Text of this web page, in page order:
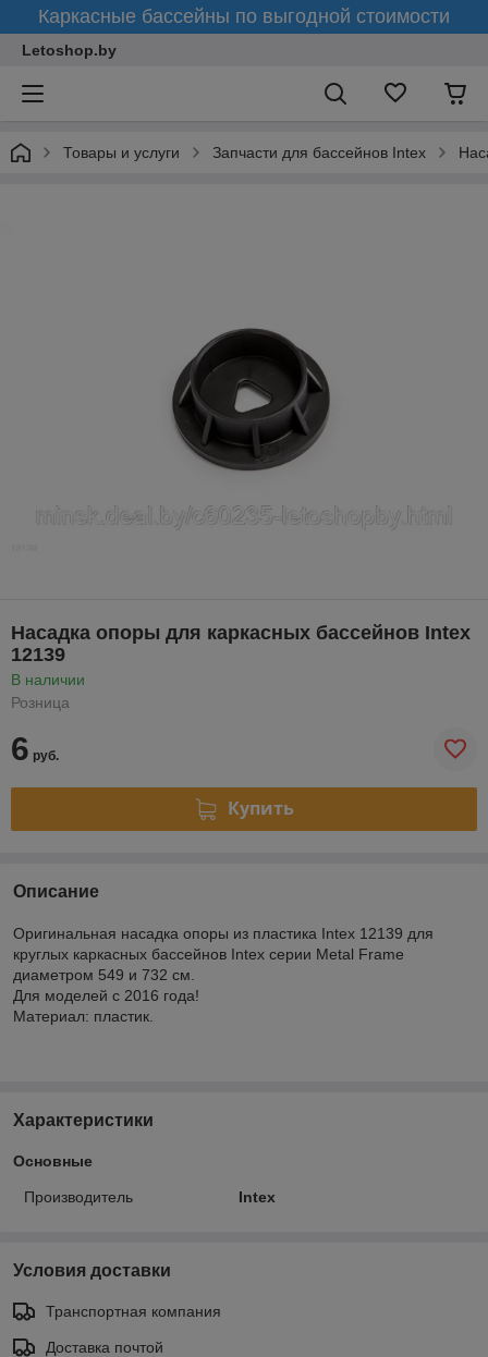
Каркасные бассейны по выгодной стоимости
Letoshop.by
Товары и услуги Запчасти для бассейнов Intex
Насадка опоры для каркасных бассейнов Intex
12139
В наличии
Розница
6 руб.
Купить
Описание
Оригинальная насадка опоры из пластика Intex 12139 для
круглых каркасных бассейнов Intex серии Metal Frame
диаметром 549 и 732 см.
Для моделей с 2016 года!
Материал: пластик.
Характеристики
Основные
Производитель Intex
Условия доставки
Транспортная компания
Доставка почтой